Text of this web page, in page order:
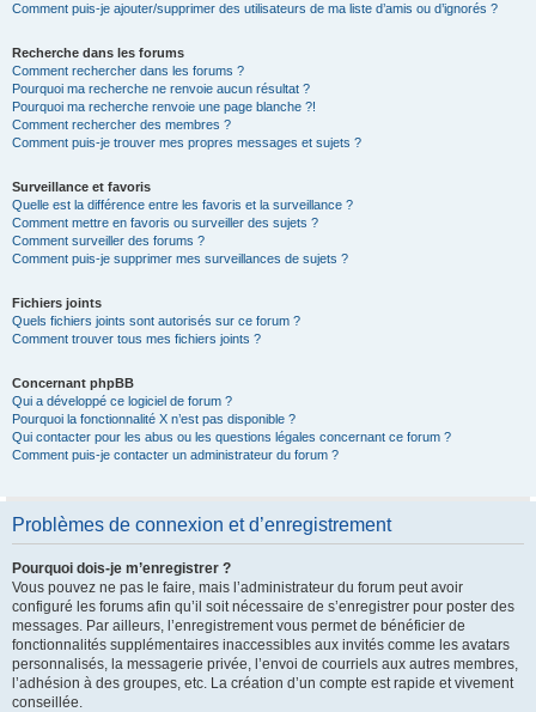
Comment puis-je ajouter/supprimer des utilisateurs de ma liste d’amis ou d’ignorés ?
Recherche dans les forums
Comment rechercher dans les forums ?
Pourquoi ma recherche ne renvoie aucun résultat ?
Pourquoi ma recherche renvoie une page blanche ?!
Comment rechercher des membres ?
Comment puis-je trouver mes propres messages et sujets ?
Surveillance et favoris
Quelle est la différence entre les favoris et la surveillance ?
Comment mettre en favoris ou surveiller des sujets ?
Comment surveiller des forums ?
Comment puis-je supprimer mes surveillances de sujets ?
Fichiers joints
Quels fichiers joints sont autorisés sur ce forum ?
Comment trouver tous mes fichiers joints ?
Concernant phpBB
Qui a développé ce logiciel de forum ?
Pourquoi la fonctionnalité X n’est pas disponible ?
Qui contacter pour les abus ou les questions légales concernant ce forum ?
Comment puis-je contacter un administrateur du forum ?
Problèmes de connexion et d’enregistrement
Pourquoi dois-je m’enregistrer ?
Vous pouvez ne pas le faire, mais l’administrateur du forum peut avoir
configuré les forums afin qu’il soit nécessaire de s’enregistrer pour poster des
messages. Par ailleurs, l’enregistrement vous permet de bénéficier de
fonctionnalités supplémentaires inaccessibles aux invités comme les avatars
personnalisés, la messagerie privée, l’envoi de courriels aux autres membres,
l’adhésion à des groupes, etc. La création d’un compte est rapide et vivement
conseillée.